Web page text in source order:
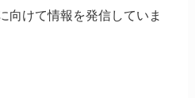
向けて情報を発信していま